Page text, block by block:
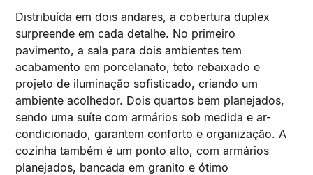
Distribuída em dois andares, a cobertura duplex
surpreende em cada detalhe. No primeiro
pavimento, a sala para dois ambientes tem
acabamento em porcelanato, teto rebaixado e
projeto de iluminação sofisticado, criando um
ambiente acolhedor. Dois quartos bem planejados,
sendo uma suíte com armários sob medida e ar-
condicionado, garantem conforto e organização. A
cozinha também é um ponto alto, com armários
planejados, bancada em granito e ótimo